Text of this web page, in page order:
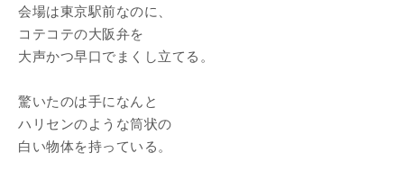
会場は東京駅前なのに、
コテコテの大阪弁を
大声かつ早口でまくし立てる。
驚いたのは手になんと
ハリセンのような筒状の
白い物体を持っている。